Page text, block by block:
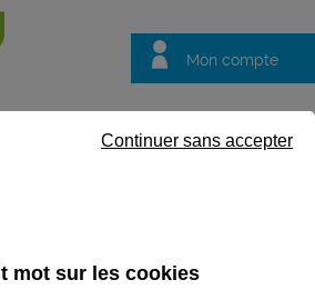
Mon compte
questions
mot sur les cookies
Continuer sans accepter